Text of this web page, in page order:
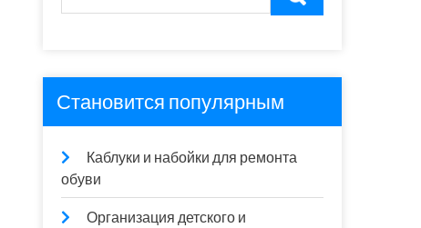
Становится популярным
Каблуки и набойки для ремонта
обуви
Организация детского и